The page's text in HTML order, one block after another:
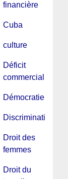
financière
Cuba
culture
Déficit
commercial
Démocratie
Discriminations
Droit des
femmes
Droit du